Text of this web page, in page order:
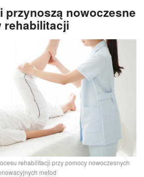
przynoszą nowoczesne
rehabilitacji
rehabilitacji przy pomocy nowoczesnych
metod